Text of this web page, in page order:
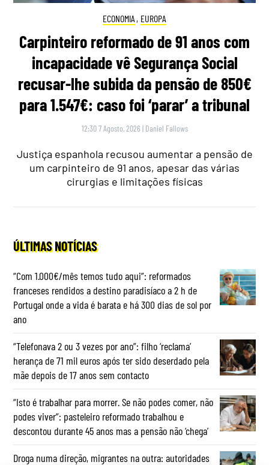
ECONOMIA , EUROPA
Carpinteiro reformado de 91 anos com
incapacidade vê Segurança Social
recusar-lhe subida da pensão de 850€
para 1.547€: caso foi ‘parar’ a tribunal
12:30 7 Agosto, 2026 | Daniel Fallows
Justiça espanhola recusou aumentar a pensão de
um carpinteiro de 91 anos, apesar das várias
cirurgias e limitações físicas
ÚLTIMAS NOTÍCIAS
“Com 1.000€/mês temos tudo aqui”: reformados
franceses rendidos a destino paradisíaco a 2 h de
Portugal onde a vida é barata e há 300 dias de sol por
ano
“Telefonava 2 ou 3 vezes por ano”: filho ‘reclama’
herança de 71 mil euros após ter sido deserdado pela
mãe depois de 17 anos sem contacto
“Isto é trabalhar para morrer. Se não podes comer, não
podes viver”: pasteleiro reformado trabalhou e
descontou durante 45 anos mas a pensão não ‘chega’
Droga numa direção, migrantes na outra: autoridades